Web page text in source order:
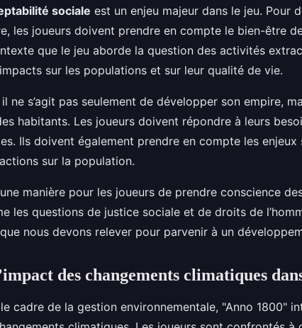
sociale est un enjeu majeur dans le jeu. Pour
les joueurs doivent prendre en compte le bien-être
que le jeu aborde la question des activités
sur les populations et sur leur qualité de vie.
ne s’agit pas seulement de développer son empire,
habitants. Les joueurs doivent répondre à leurs
Ils doivent également prendre en compte les
sur la population.
une manière pour les joueurs de prendre conscience
les questions de justice sociale et de droits de
nous devons relever pour parvenir à un
des changements climatiques
cadre de la gestion environnementale, "Anno 1800"